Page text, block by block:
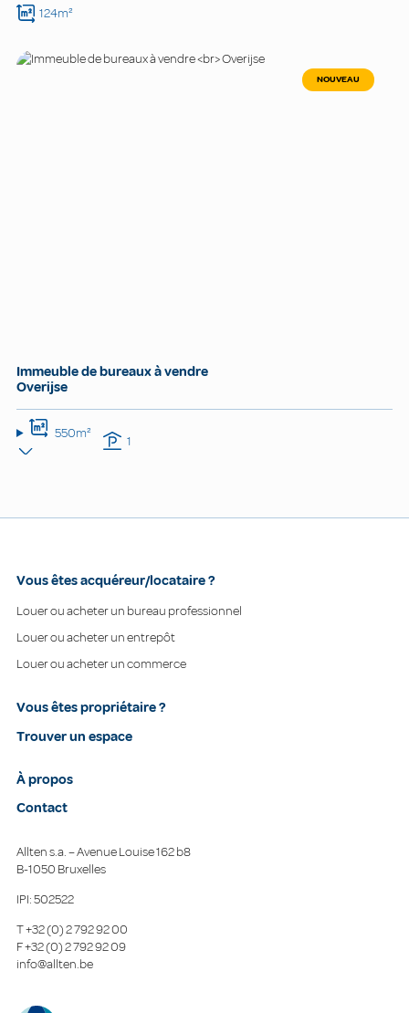
124m²
NOUVEAU
Immeuble de bureaux à vendre
Overijse
550m² 1
Vous êtes acquéreur/locataire ?
Louer ou acheter un bureau professionnel
Louer ou acheter un entrepôt
Louer ou acheter un commerce
Vous êtes propriétaire ?
Trouver un espace
À propos
Contact
Allten s.a. – Avenue Louise 162 b8
B-1050 Bruxelles
IPI: 502522
T+32 (0) 2 792 92 00
F+32 (0) 2 792 92 09
info@allten.be